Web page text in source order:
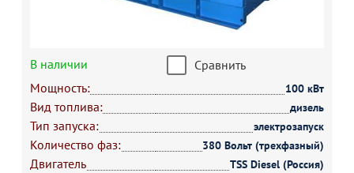
В наличии
Сравнить
Мощность:
100 кВт
Вид топлива: дизель
Тип запуска: электрозапуск
Количество фаз: 380 Вольт (трехфазный)
Двигатель TSS Diesel (Россия)